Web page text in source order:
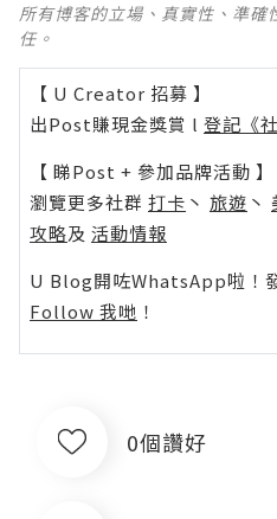
所有博客的立場、真實性、準確
任。
【 U Creator 招募 】
出Post賺現金獎賞 l 登記《
【 睇Post + 參加品牌活動 】
瀏覽更多社群 打卡 丶 旅遊 丶
攻略及 活動情報
U Blog開咗WhatsApp啦！
Follow 我哋 ！
0個讚好